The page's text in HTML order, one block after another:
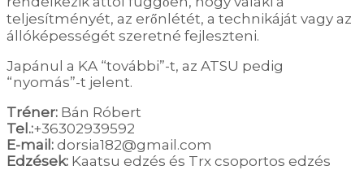
teljesítményét, az erőnlétét, a technikáját vagy az
állóképességét szeretné fejleszteni.
Japánul a KA “további”-t, az ATSU pedig
“nyomás”-t jelent.
Tréner: Bán Róbert
Tel.:+36302939592
E-mail: dorsia182@gmail.com
Edzések: Kaatsu edzés és Trx csoportos edzés